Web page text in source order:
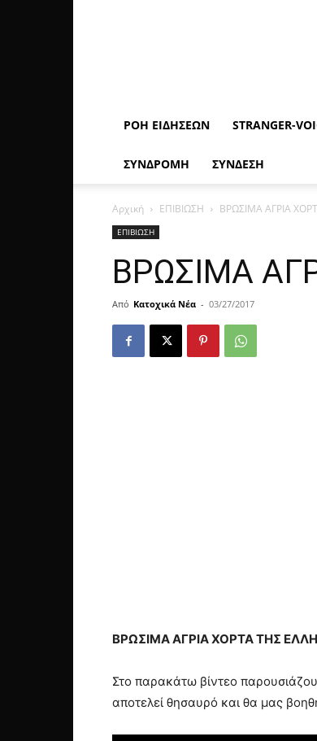
ΡΟΉ ΕΙΔΉΣΕΩΝ STRANGER-
ΣΥΝΔΡΟΜΗ ΣΥΝΔΕΣΗ
Αρχική ΕΠΙΒΙΩΣΗ ΒΡΩΣΙΜΑ ΑΓΡΙΑ
ΕΠΙΒΙΩΣΗ
ΒΡΩΣΙΜΑ
Από Κατοχικά Νέα - 03/27/2017
ΒΡΩΣΙΜΑ ΑΓΡΙΑ ΧΟΡΤΑ ΤΗΣ
Στο παρακάτω βίντεο
αποτελεί θησαυρό και θα μας